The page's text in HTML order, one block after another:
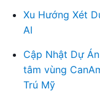
Xu Hướng Xét
AI
Cập Nhật Dự
tâm vùng
Trú Mỹ